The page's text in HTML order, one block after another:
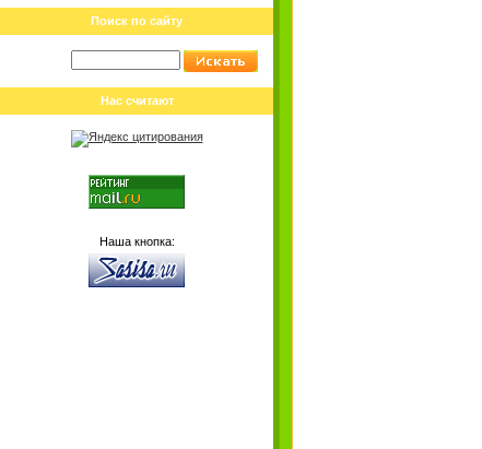
Поиск по сайту
Нас считают
Наша кнопка: